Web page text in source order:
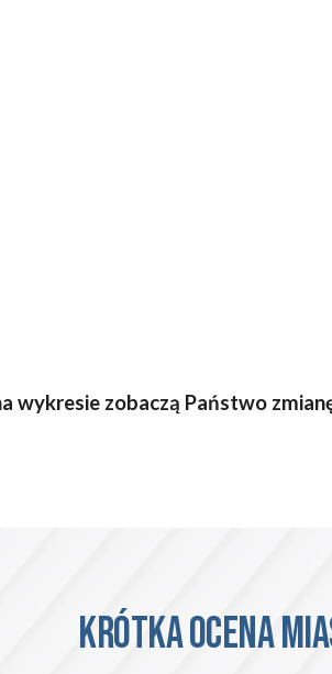
wykresie zobaczą Państwo
KRÓTKA OCENA